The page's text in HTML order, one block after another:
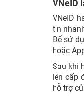
VNeID
VNeID
tin
Để sử
hoặc
Sau khi
lên cấp
hỗ trợ